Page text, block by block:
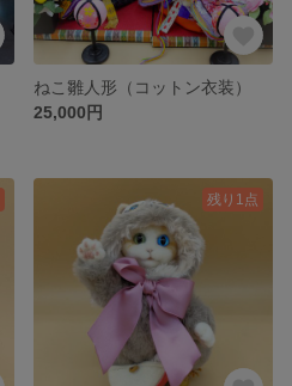
ねこ雛人形（コットン衣装）
25,000円
残り1点